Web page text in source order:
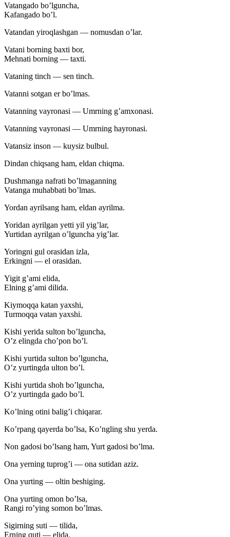
Vatangado bo’lguncha,
Kafangado bo’l.
Vatandan yiroqlashgan — nomusdan o’lar.
Vatani borning baxti bor,
Mehnati borning — taxti.
Vataning tinch — sen tinch.
Vatanni sotgan er bo’lmas.
Vatanning vayronasi — Umrning g’amxonasi.
Vatanning vayronasi — Umrning hayronasi.
Vatansiz inson — kuysiz bulbul.
Dindan chiqsang ham, eldan chiqma.
Dushmanga nafrati bo’lmaganning
Vatanga muhabbati bo’lmas.
Yordan ayrilsang ham, eldan ayrilma.
Yoridan ayrilgan yetti yil yig’lar,
Yurtidan ayrilgan o’lguncha yig’lar.
Yoringni gul orasidan izla,
Erkingni — el orasidan.
Yigit g’ami elida,
Elning g’ami dilida.
Kiymoqqa katan yaxshi,
Turmoqqa vatan yaxshi.
Kishi yerida sulton bo’lguncha,
O’z elingda cho’pon bo’l.
Kishi yurtida sulton bo’lguncha,
O’z yurtingda ulton bo’l.
Kishi yurtida shoh bo’lguncha,
O’z yurtingda gado bo’l.
Ko’lning otini balig’i chiqarar.
Ko’rpang qayerda bo’lsa, Ko’ngling shu yerda.
Non gadosi bo’lsang ham, Yurt gadosi bo’lma.
Ona yerning tuprog’i — ona sutidan aziz.
Ona yurting — oltin beshiging.
Ona yurting omon bo’lsa,
Rangi ro’ying somon bo’lmas.
Sigirning suti — tilida,
Erning quti — elida.